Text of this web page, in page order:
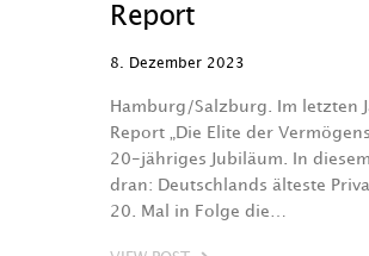
Report
8. Dezember 2023
Hamburg/Salzburg. Im letzten
Report „Die Elite der
20-jähriges Jubiläum. In
dran: Deutschlands älteste
20. Mal in Folge die…